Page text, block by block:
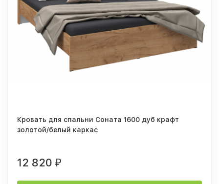
Кровать для спальни Соната 1600 дуб крафт
золотой/белый каркас
12 820 ₽